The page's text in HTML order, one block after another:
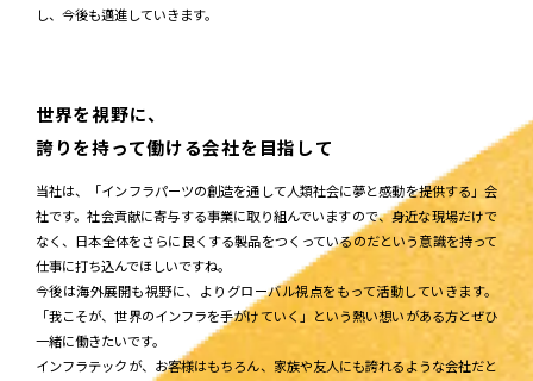
キャリアステップ
人材育成
福利厚生
し、今後も邁進していきます。
世界を視野に、
誇りを持って働ける会社を目指して
当社は、「インフラパーツの創造を通して人類社会に夢と感動を提供する」会
社です。社会貢献に寄与する事業に取り組んでいますので、身近な現場だけで
なく、日本全体をさらに良くする製品をつくっているのだという意識を持って
仕事に打ち込んでほしいですね。
今後は海外展開も視野に、よりグローバル視点をもって活動していきます。
「我こそが、世界のインフラを手がけていく」という熱い想いがある方とぜひ
一緒に働きたいです。
インフラテックが、お客様はもちろん、家族や友人にも誇れるような会社だと